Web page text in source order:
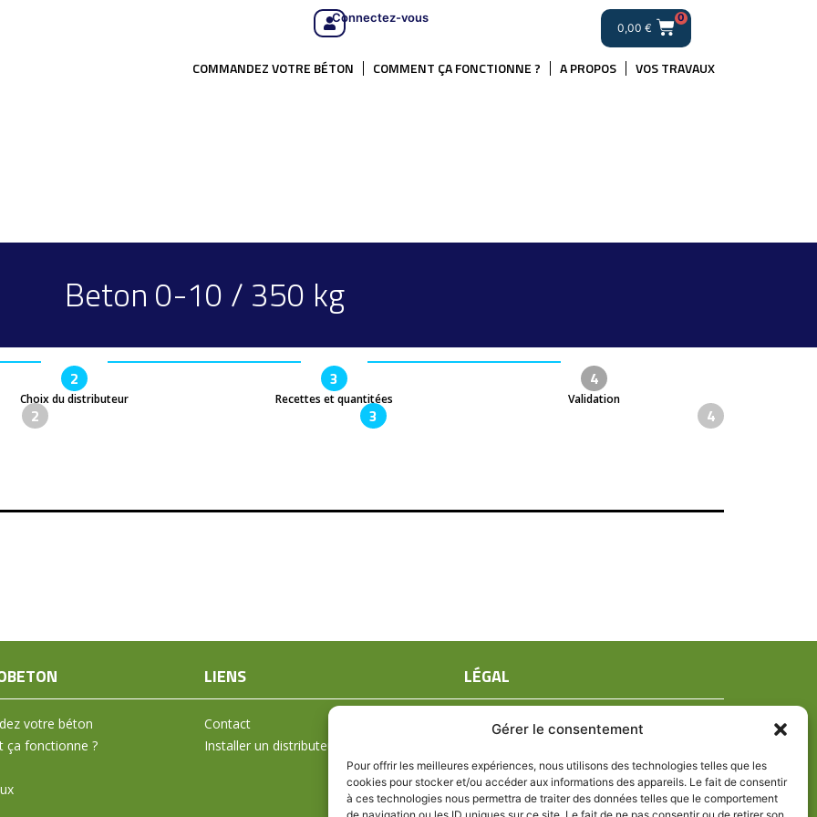
Gérer le consentement
Pour offrir les meilleures expériences, nous utilisons des technologies telles que les
cookies pour stocker et/ou accéder aux informations des appareils. Le fait de consentir
à ces technologies nous permettra de traiter des données telles que le comportement
Connectez-vous
0,00 €
0
COMMANDEZ VOTRE BÉTON COMMENT ÇA FONCTIONNE ? A PROPOS VOS TRAVAUX
Beton 0-10 / 350 kg
2
Choix du distributeur
3
Recettes et quantitées
4
Validation
2 3 4
votre béton
ça fonctionne ?
LIENS
Contact
Installer un distributeur
LÉGAL
Mentions légales
Politique de confidentialité
Politique de cookies (UE)